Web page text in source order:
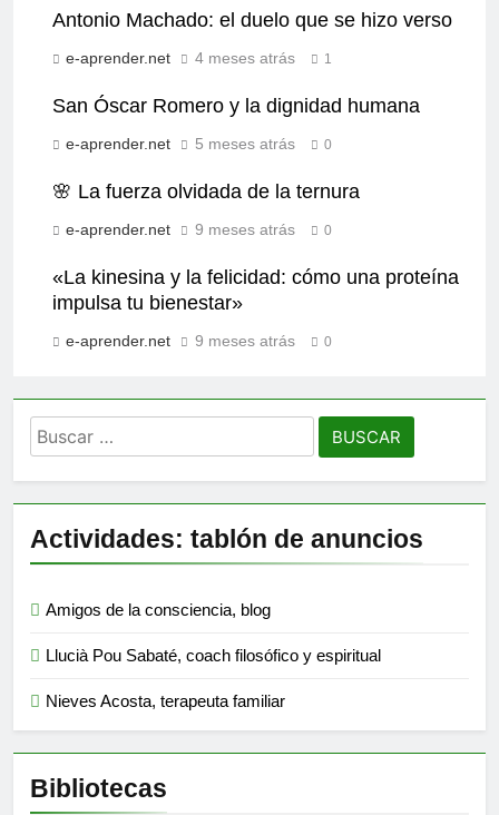
Antonio Machado: el duelo que se hizo verso
e-aprender.net 4 meses atrás 1
San Óscar Romero y la dignidad humana
e-aprender.net 5 meses atrás 0
🌸 La fuerza olvidada de la ternura
e-aprender.net 9 meses atrás 0
«La kinesina y la felicidad: cómo una proteína
impulsa tu bienestar»
e-aprender.net 9 meses atrás 0
Buscar:
Actividades: tablón de anuncios
Amigos de la consciencia, blog
Llucià Pou Sabaté, coach filosófico y espiritual
Nieves Acosta, terapeuta familiar
Bibliotecas